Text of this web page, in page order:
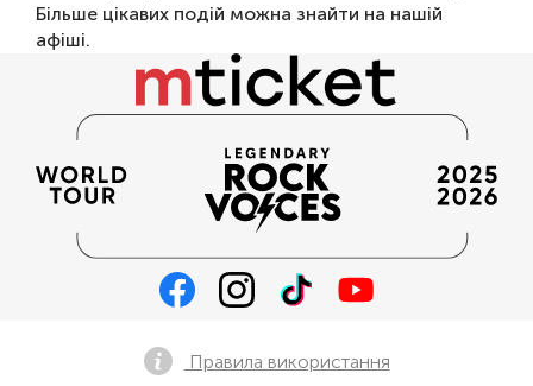
Більше цікавих подій можна знайти на нашій
афіші.
Правила використання